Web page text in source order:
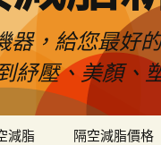
器，給您最好
紓壓、美顏、
減脂 隔空減脂價格